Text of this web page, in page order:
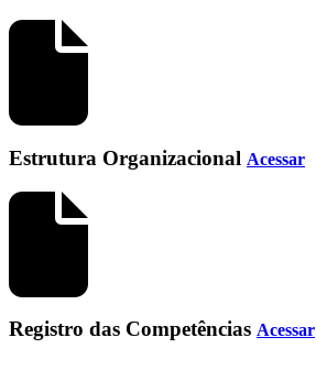
Estrutura Organizacional Acessar
Registro das Competências Acessar